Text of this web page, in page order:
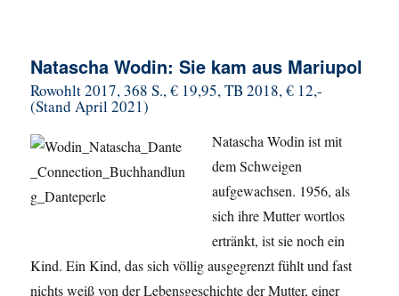
Natascha Wodin: Sie kam aus Mariupol
Rowohlt 2017, 368 S., € 19,95, TB 2018, € 12,-
(Stand April 2021)
Natascha Wodin ist mit
dem Schweigen
aufgewachsen. 1956, als
sich ihre Mutter wortlos
ertränkt, ist sie noch ein
Kind. Ein Kind, das sich völlig ausgegrenzt fühlt und fast
nichts weiß von der Lebensgeschichte der Mutter, einer